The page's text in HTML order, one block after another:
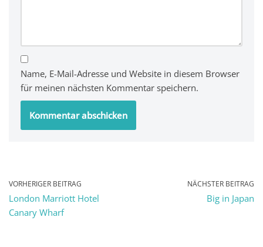
Name, E-Mail-Adresse und Website in diesem Browser
für meinen nächsten Kommentar speichern.
VORHERIGER BEITRAG
London Marriott Hotel
Canary Wharf
NÄCHSTER BEITRAG
Big in Japan